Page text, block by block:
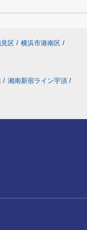
区 / 横浜市港南区 /
/ 湘南新宿ライン宇須 /